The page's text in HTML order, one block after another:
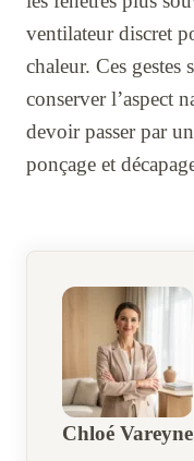
ventilateur discret
chaleur. Ces gestes
conserver l’aspect
devoir passer par
ponçage et
Chloé Vareyne